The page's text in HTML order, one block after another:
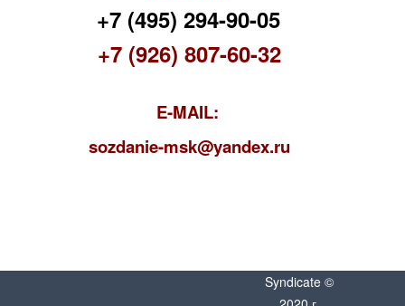
+7 (495) 294-90-05
+7 (926) 807-60-32
E-MAIL:
sozdanie-msk@yandex.ru
Syndicate ©